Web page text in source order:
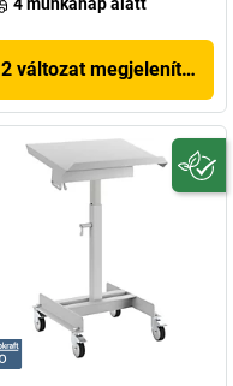
2 változat megjelenítése